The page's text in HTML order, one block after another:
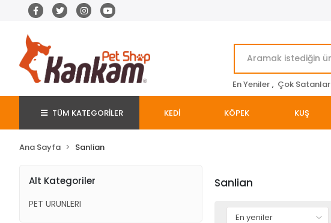
En Yeniler , Çok Satanlar
TÜM KATEGORİLER KEDİ KÖPEK KUŞ
Ana Sayfa Sanlian
Alt Kategoriler
PET URUNLERI
Sanlian